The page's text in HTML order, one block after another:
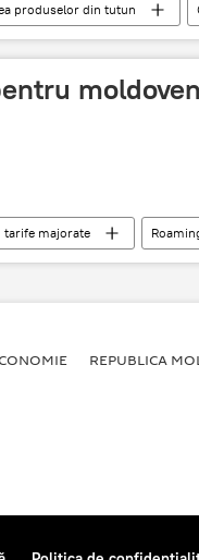
produselor din tutun
tarife majorate
REPUBLICA